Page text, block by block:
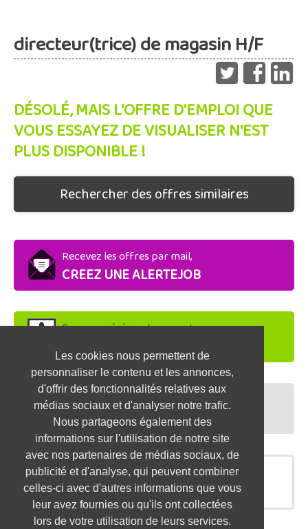
Les cookies nous permettent de
personnaliser le contenu et les annonces,
d'offrir des fonctionnalités relatives aux
médias sociaux et d'analyser notre trafic.
Nous partageons également des
informations sur l'utilisation de notre site
avec nos partenaires de médias sociaux, de
publicité et d'analyse, qui peuvent combiner
celles-ci avec d'autres informations que vous
leur avez fournies ou qu'ils ont collectées
lors de votre utilisation de leurs services.
directeur(trice) de magasin H/F
DÉSOLÉ, MAIS L'OFFRE D'EMPLOI QUE
VOUS ESSAYEZ DE VISUALISER N'EST
PLUS DISPONIBLE !
Rechercher des offres similaires
Recevez les offres par mail,
CREEZ UNE ALERTEJOB
Soyez repéré par les recruteurs,
DEPOSEZ VOTRE CV
Préparez vos entretiens,
TESTEZ-VOUS
OFFRES SIMILAIRES